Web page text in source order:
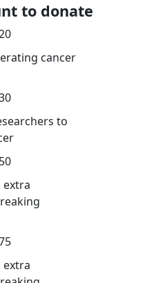
to donate
cancer
to